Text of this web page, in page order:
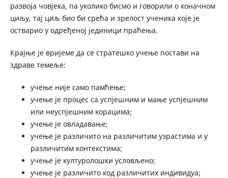
развоја човјека, па уколико бисмо и говорили о коначном
циљу, тај циљ био би срећа и зрелост ученика које је
остварио у одређеној јединици праћења.
Крајње је вријеме да се стратешко учење постави на
здраве темеље:
учење није само памћење;
учење је процес са успјешним и мање успјешним
или неу­спјешним корацима;
учење је овладавање;
учење је различито на различитим узрастима и у
различитим контекстима;
учење је културолошки условљено;
учење је различито код различитих индивидуа;